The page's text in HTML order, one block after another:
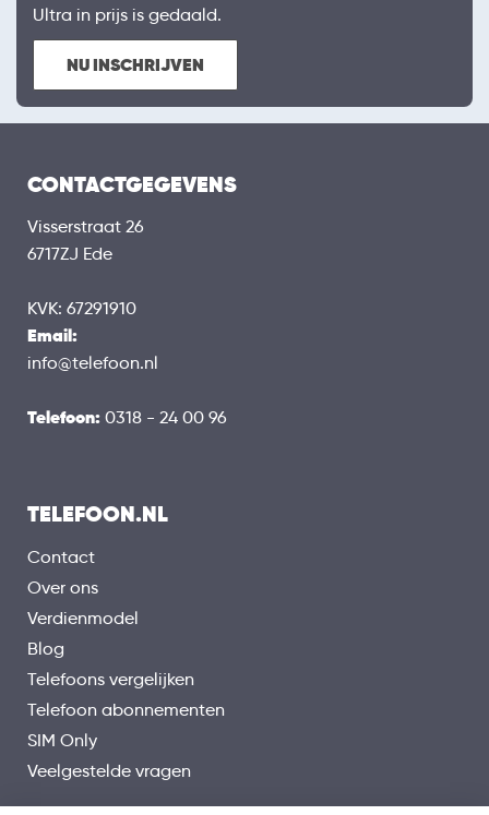
Ultra in prijs is gedaald.
NU INSCHRIJVEN
CONTACTGEGEVENS
Visserstraat 26
6717ZJ Ede
KVK: 67291910
Email:
info@telefoon.nl
Telefoon: 0318 - 24 00 96
TELEFOON.NL
Contact
Over ons
Verdienmodel
Blog
Telefoons vergelijken
Telefoon abonnementen
SIM Only
Veelgestelde vragen